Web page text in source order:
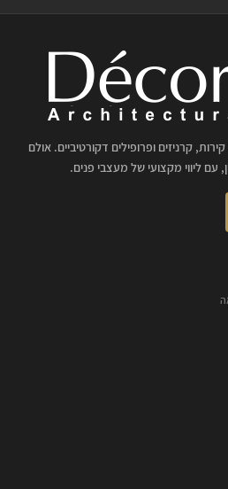
קרניזים ופרופילים דקורטיביים. אולם